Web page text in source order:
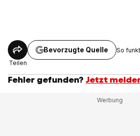
Teilen
Bevorzugte Quelle So
Fehler gefunden? Jetzt